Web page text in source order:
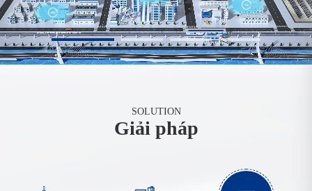
SOLUTION
Giải pháp